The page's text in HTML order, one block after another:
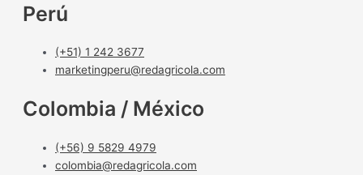
Perú
(+51) 1 242 3677
marketingperu@redagricola.com
Colombia / México
(+56) 9 5829 4979
colombia@redagricola.com